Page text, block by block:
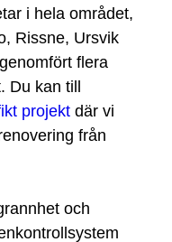
i hela området,
Rissne, Ursvik
flera
kan till
projekt där vi
från
och